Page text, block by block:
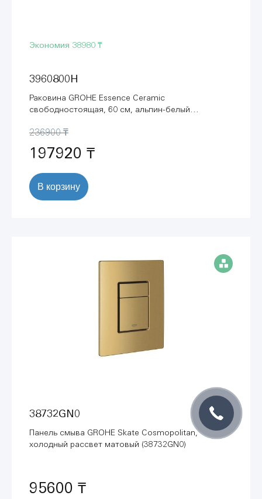
Экономия 38980 ₸
3960800H
Раковина GROHE Essence Ceramic
свободностоящая, 60 см, альпин-белый
236900 ₸
197920 ₸
В корзину
38732GN0
Панель смыва GROHE Skate Cosmopolitan,
холодный рассвет матовый (38732GN0)
95600 ₸